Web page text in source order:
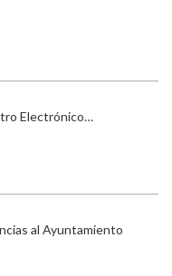
Electrónico…
al Ayuntamiento